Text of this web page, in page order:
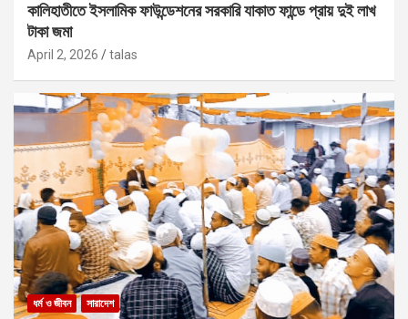
কালিহাতীতে ইসলামিক ফাউন্ডেশনের সরকারি যাকাত ফান্ডে প্রায় দুই লাখ
টাকা জমা
April 2, 2026 talas
ধর্ম ও জীবন সারাদেশ